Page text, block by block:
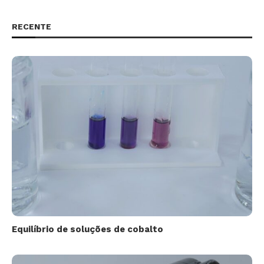
RECENTE
Equilíbrio de soluções de cobalto